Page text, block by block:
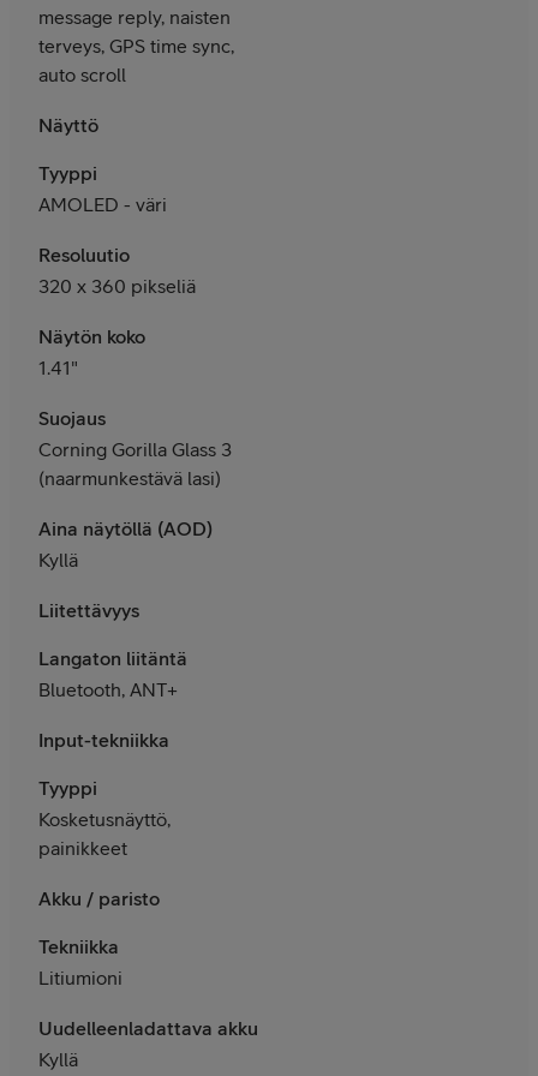
message reply, naisten
terveys, GPS time sync,
auto scroll
Näyttö
Tyyppi
AMOLED - väri
Resoluutio
320 x 360 pikseliä
Näytön koko
1.41"
Suojaus
Corning Gorilla Glass 3
(naarmunkestävä lasi)
Aina näytöllä (AOD)
Kyllä
Liitettävyys
Langaton liitäntä
Bluetooth, ANT+
Input-tekniikka
Tyyppi
Kosketusnäyttö,
painikkeet
Akku / paristo
Tekniikka
Litiumioni
Uudelleenladattava akku
Kyllä